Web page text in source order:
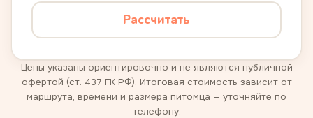
Рассчитать
Цены указаны ориентировочно и не являются публичной
офертой (ст. 437 ГК РФ). Итоговая стоимость зависит от
маршрута, времени и размера питомца — уточняйте по
телефону.